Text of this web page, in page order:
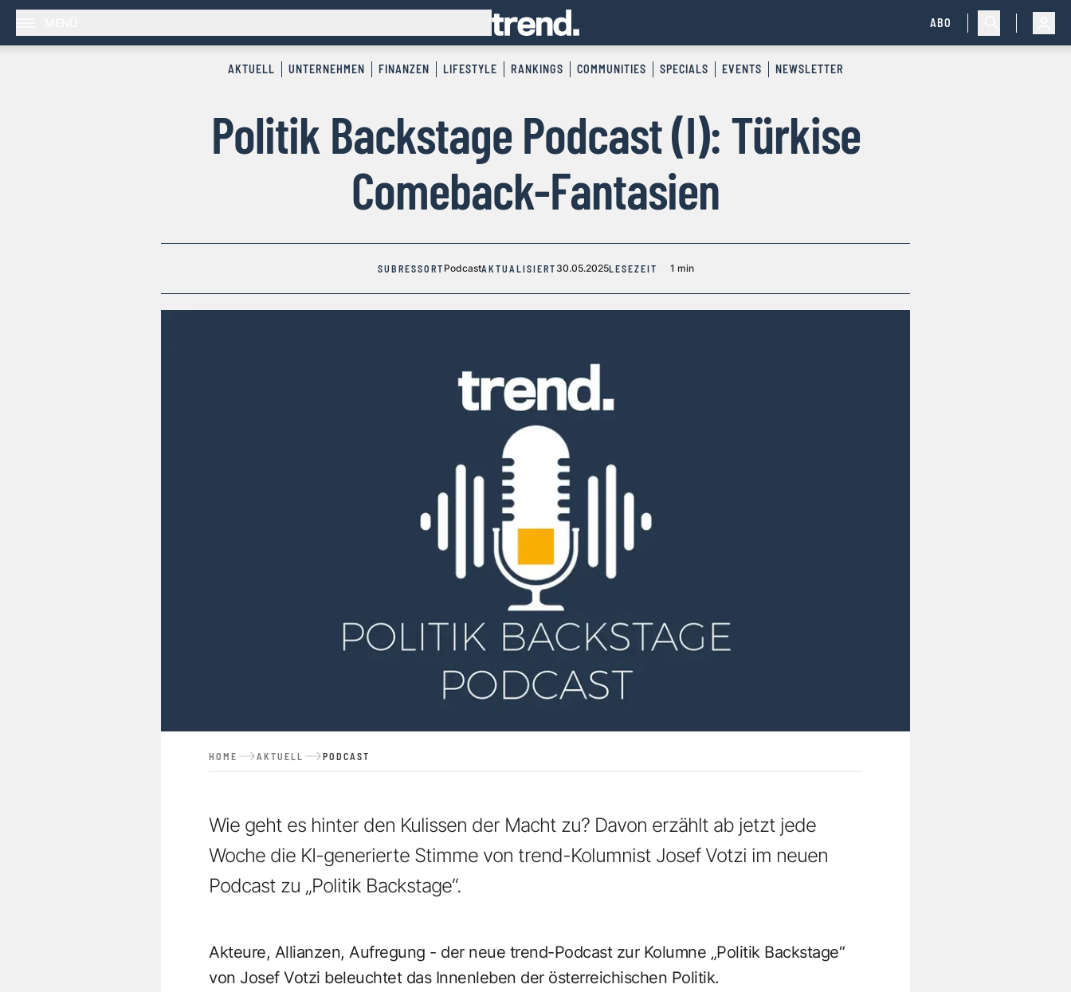
ABO
AKTUELL UNTERNEHMEN FINANZEN LIFESTYLE RANKINGS COMMUNITIES SPECIALS EVENTS NEWSLETTER
Politik Backstage Podcast (I): Türkise
Comeback-Fantasien
SUBRESSORT PodcastAKTUALISIERT 30.05.2025LESEZEIT 1 min
HOME AKTUELL PODCAST
Wie geht es hinter den Kulissen der Macht zu? Davon erzählt ab jetzt jede
Woche die KI-generierte Stimme von trend-Kolumnist Josef Votzi im neuen
Podcast zu „Politik Backstage“.
Akteure, Allianzen, Aufregung - der neue trend-Podcastzur Kolumne „Politik Backstage“
von Josef Votzi beleuchtet das Innenleben der österreichischen Politik.